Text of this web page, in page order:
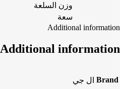
وزن السلعة
سعة
Additional information
Additional information
Brand ال جي